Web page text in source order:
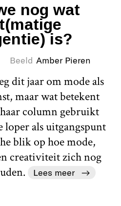
nog wat
is?
Beeld Amber Pieren
dit jaar om mode als
maar wat betekent
column gebruikt
loper als uitgangspunt
blik op hoe mode,
creativiteit zich nog
Lees meer